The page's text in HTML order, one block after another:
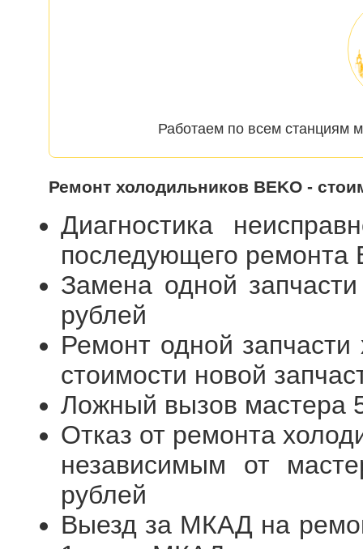
Работаем по всем станциям
Ремонт холодильников BEKO -
Диагностика
последующего
Замена одной
рублей
Ремонт одной запчасти
стоимости новой
Ложный вызов мастера
Отказ от ремонта
независимым от
рублей
Выезд за МКАД на